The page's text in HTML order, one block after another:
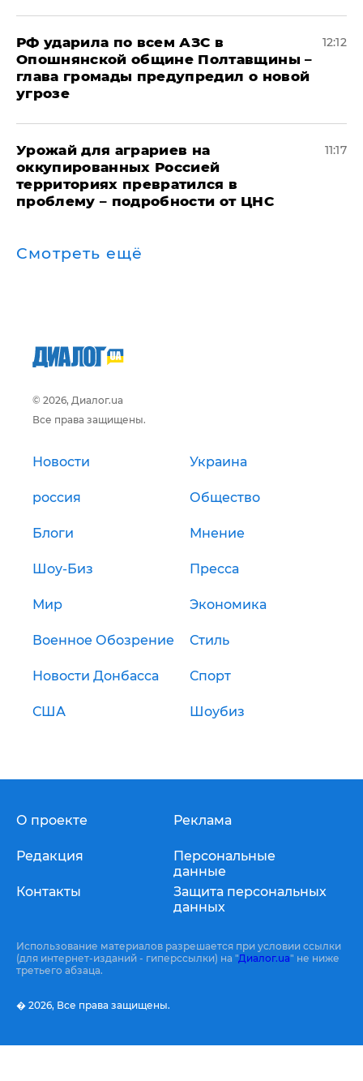
РФ ударила по всем АЗС в
Опошнянской общине Полтавщины –
глава громады предупредил о новой
угрозе
12:12
Урожай для аграриев на
оккупированных Россией
территориях превратился в
проблему – подробности от ЦНС
11:17
Смотреть ещё
© 2026, Диалог.ua
Все права защищены.
Новости Украина
россия Общество
Блоги Мнение
Шоу-Биз Пресса
Мир Экономика
Военное Обозрение Стиль
Новости Донбасса Спорт
США Шоубиз
О проекте
Редакция
Контакты
Реклама
Персональные
данные
Защита персональных
данных
Использование материалов разрешается при условии ссылки
(для интернет-изданий - гиперссылки) на "Диалог.ua" не ниже
третьего абзаца.
� 2026, Все права защищены.